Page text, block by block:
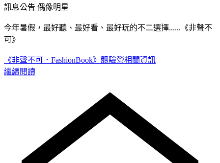
訊息公告 偶像明星
今年暑假，最好聽、最好看、最好玩的不二選擇......《非聲不
可》
《非聲不可．FashionBook》體驗營相關資訊
繼續閱讀